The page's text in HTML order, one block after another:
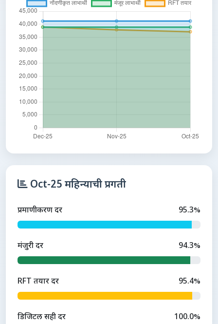
Oct-25 महिन्याची प्रगती
प्रमाणीकरण दर 95.3%
मंजुरी दर 94.3%
RFT तयार दर 95.4%
डिजिटल सही दर 100.0%